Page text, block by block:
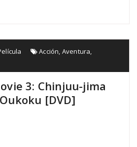
Acción, Aventura,
3: Chinjuu-jima
[DVD]